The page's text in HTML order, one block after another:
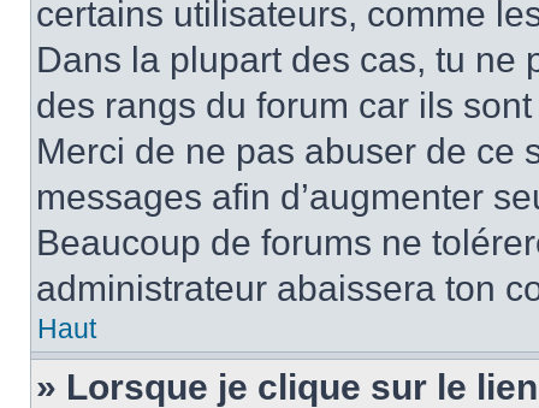
certains utilisateurs, comme
Dans la plupart des cas, tu ne
des rangs du forum car ils
Merci de ne pas abuser de ce
messages afin d’augmenter
Beaucoup de forums ne
administrateur abaissera ton
Haut
» Lorsque je clique sur le